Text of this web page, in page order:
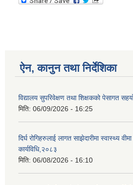
ऐन, कानुन तथा निर्देशिका
विद्यालय सुपरिवेक्षण तथा शिक्षकको पेसागत
मिति: 06/09/2026 - 16:25
दिर्घ रोगिहरुलाई लागत साझेदारीमा स्वास्थ्य
कार्यविधि,२०८३
मिति: 06/08/2026 - 16:10